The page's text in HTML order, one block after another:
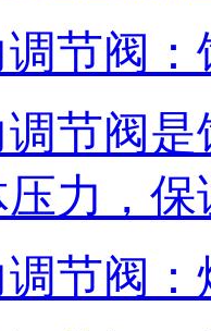
节阀
调节阀
力，
节阀